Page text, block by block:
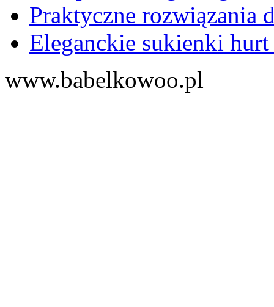
Praktyczne rozwiązania
Eleganckie sukienki
www.babelkowoo.pl